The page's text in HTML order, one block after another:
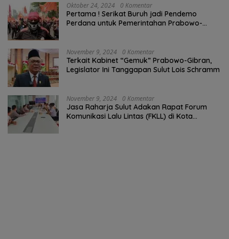
Oktober 24, 2024 0 Komentar
Pertama ! Serikat Buruh jadi Pendemo
Perdana untuk Pemerintahan Prabowo-
November 9, 2024 0 Komentar
Terkait Kabinet “Gemuk” Prabowo-Gibran,
Legislator Ini Tanggapan Sulut Lois Schramm
November 9, 2024 0 Komentar
Jasa Raharja Sulut Adakan Rapat Forum
Komunikasi Lalu Lintas (FKLL) di Kota